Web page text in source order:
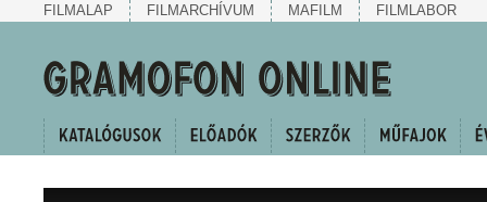
FILMALAP FILMARCHÍVUM MAFILM FILMLABOR